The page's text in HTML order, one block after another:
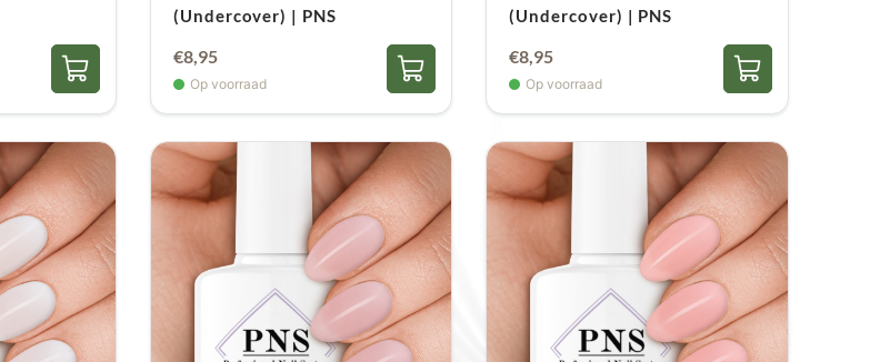
(Undercover) | PNS
€8,95
Op voorraad
(Undercover) | PNS
€8,95
Op voorraad